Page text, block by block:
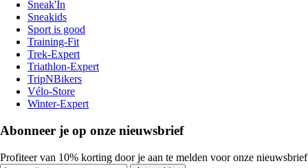
Sneak'In
Sneakids
Sport is good
Training-Fit
Trek-Expert
Triathlon-Expert
TripNBikers
Vélo-Store
Winter-Expert
Abonneer je op onze nieuwsbrief
Profiteer van 10% korting door je aan te melden voor onze nieuwsbrief